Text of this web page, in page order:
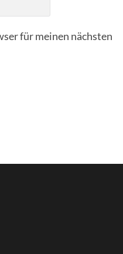
für meinen nächsten